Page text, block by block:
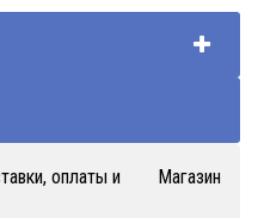
оплаты и
Магазин